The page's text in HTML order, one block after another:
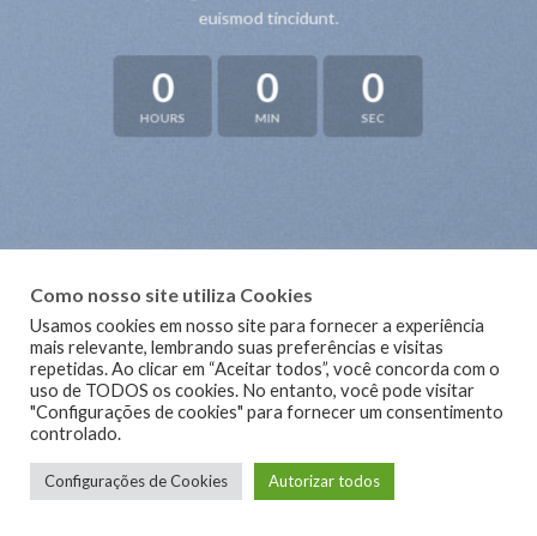
euismod tincidunt.
0
HOURS
0
MIN
0
SEC
Como nosso site utiliza Cookies
Usamos cookies em nosso site para fornecer a experiência
mais relevante, lembrando suas preferências e visitas
repetidas. Ao clicar em “Aceitar todos”, você concorda com o
uso de TODOS os cookies. No entanto, você pode visitar
"Configurações de cookies" para fornecer um consentimento
controlado.
Configurações de Cookies Autorizar todos